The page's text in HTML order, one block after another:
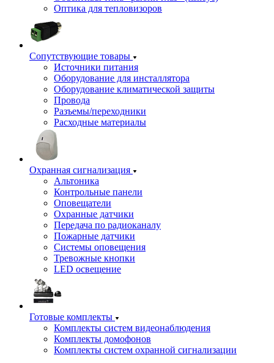
Оптика для тепловизоров
Сопутствующие товары
Источники питания
Оборудование для инсталлятора
Оборудование климатической защиты
Провода
Разъемы/переходники
Расходные материалы
Охранная сигнализация
Альтоника
Контрольные панели
Оповещатели
Охранные датчики
Передача по радиоканалу
Пожарные датчики
Системы оповещения
Тревожные кнопки
LED освещение
Готовые комплекты
Комплекты систем видеонаблюдения
Комплекты домофонов
Комплекты систем охранной сигнализации